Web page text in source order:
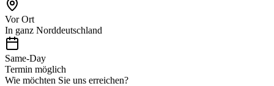
Vor Ort
In ganz Norddeutschland
Same-Day
Termin möglich
Wie möchten Sie uns erreichen?